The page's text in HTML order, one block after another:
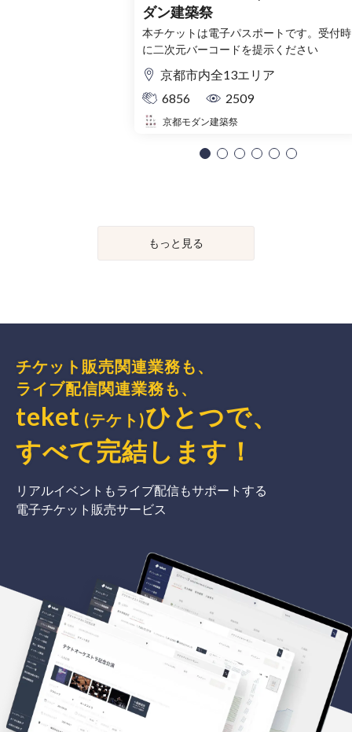
ダン建築祭
本チケットは電子パスポートです。受付時
に二次元バーコードを提示ください
京都市内全13エリア
6856
2509
京都モダン建築祭
もっと見る
チケット販売関連業務も、
ライブ配信関連業務も、
teket (テケト)ひとつで、
すべて完結 します ！
リアルイベントもライブ配信もサポートする
電子チケット販売サービス